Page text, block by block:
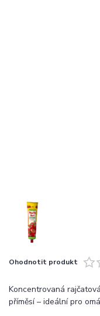
Ohodnotit produkt
Koncentrovaná
příměsí – ideální pro